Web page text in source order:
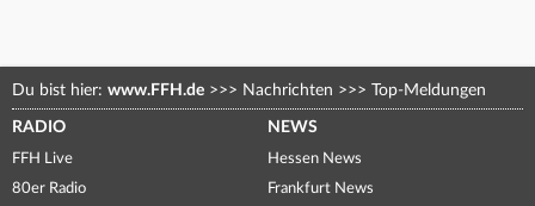
Du bist hier: www.FFH.de >>> Nachrichten >>> Top-Meldungen
RADIO
FFH Live
80er Radio
NEWS
Hessen News
Frankfurt News